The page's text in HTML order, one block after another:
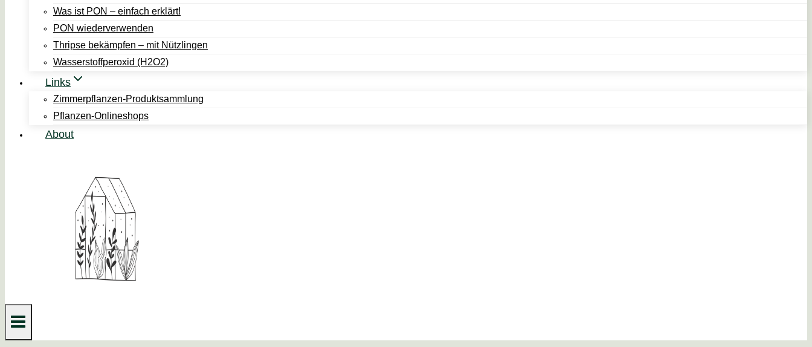
Was ist PON – einfach erklärt!
PON wiederverwenden
Thripse bekämpfen – mit Nützlingen
Wasserstoffperoxid (H2O2)
Links
Zimmerpflanzen-Produktsammlung
Pflanzen-Onlineshops
About